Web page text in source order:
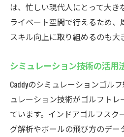
は、忙しい現代人にとって大き
ライベート空間で行えるため、
スキル向上に取り組めるのも大
シミュレーション技術の活用
Caddyのシミュレーションゴル
ュレーション技術がゴルフト
ています。インドアゴルフスク
グ解析やボールの飛び方のデ